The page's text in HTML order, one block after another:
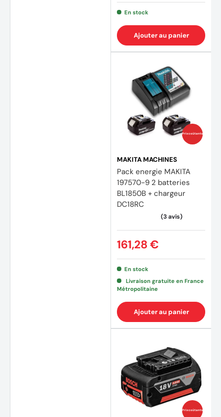
En stock
Ajouter au panier
Prix coûtants
MAKITA MACHINES
Pack energie MAKITA
197570-9 2 batteries
BL1850B + chargeur
DC18RC
161,28 €
En stock
Livraison gratuite en France
Métropolitaine
Ajouter au panier
Prix coûtants